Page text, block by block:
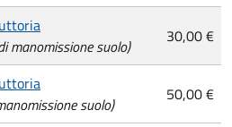
manomissione suolo)
30,00 €
suolo)
50,00 €